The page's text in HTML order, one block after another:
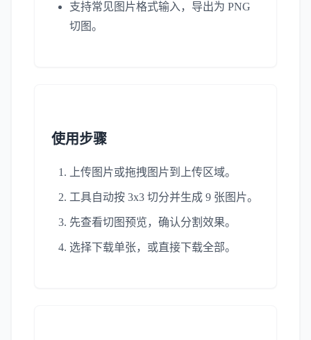
支持常见图片格式输入，导出为 PNG
切图。
使用步骤
上传图片或拖拽图片到上传区域。
工具自动按 3x3 切分并生成 9 张图片。
先查看切图预览，确认分割效果。
选择下载单张，或直接下载全部。